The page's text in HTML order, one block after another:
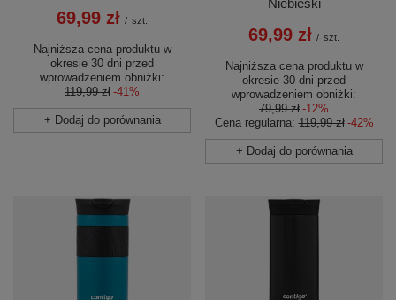
69,99 zł / szt.
Najniższa cena produktu w
okresie 30 dni przed
wprowadzeniem obniżki:
119,99 zł -41%
+ Dodaj do porównania
69,99 zł / szt.
Najniższa cena produktu w
okresie 30 dni przed
wprowadzeniem obniżki:
79,99 zł -12%
Cena regularna:119,99 zł -42%
+ Dodaj do porównania